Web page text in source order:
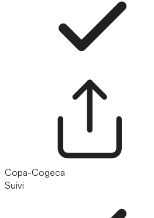
Copa-Cogeca
Suivi